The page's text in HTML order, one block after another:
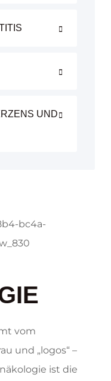
UND
vom
und „logos“ –
ist die